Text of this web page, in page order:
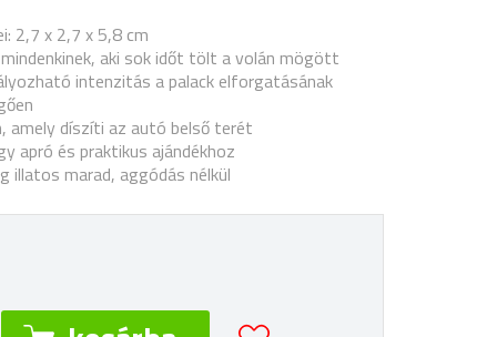
2,7 x 2,7 x 5,8 cm
mindenkinek, aki sok időt tölt a volán mögött
intenzitás a palack elforgatásának
amely díszíti az autó belső terét
apró és praktikus ajándékhoz
illatos marad, aggódás nélkül